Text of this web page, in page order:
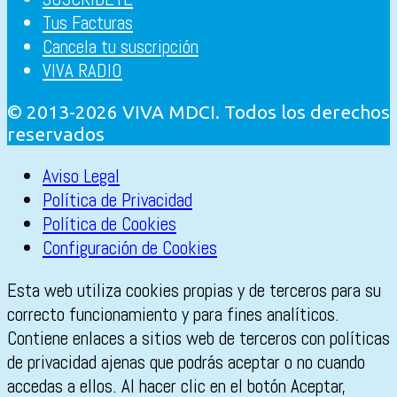
Derecho al día 2x15
Derecho al día 2x14
Derecho al día 2x13
Derecho al día 2x12
Derecho al día 2x11
Derecho al día 2x10
Derecho al día 2x09
Derecho al día 2x08
Derecho al día 2x07
Tus Facturas
Cancela tu suscripción
VIVA RADIO
© 2013-2026 VIVA MDCI. Todos los derechos
reservados
Aviso Legal
Política de Privacidad
Política de Cookies
Configuración de Cookies
Esta web utiliza cookies propias y de terceros para su
correcto funcionamiento y para fines analíticos.
Contiene enlaces a sitios web de terceros con políticas
de privacidad ajenas que podrás aceptar o no cuando
accedas a ellos. Al hacer clic en el botón Aceptar,